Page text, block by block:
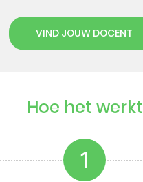
VIND JOUW DOCENT
Hoe het werkt
1